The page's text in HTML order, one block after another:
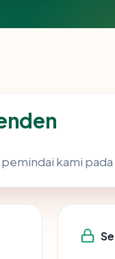
kami pada